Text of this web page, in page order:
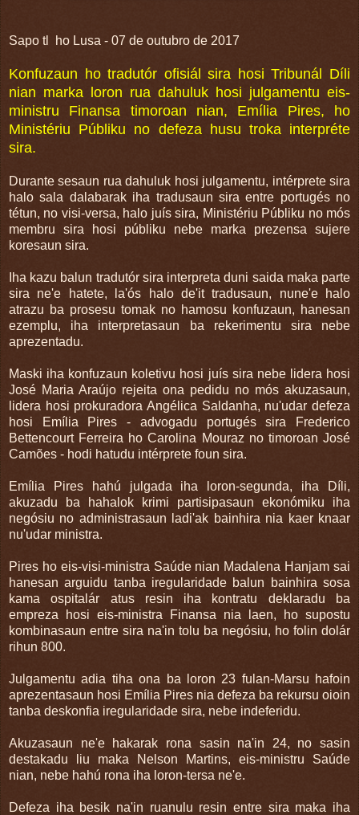
Sapo tl ho Lusa - 07 de outubro de 2017
Konfuzaun ho tradutór ofisiál sira hosi Tribunál Díli
nian marka loron rua dahuluk hosi julgamentu eis-
ministru Finansa timoroan nian, Emília Pires, ho
Ministériu Públiku no defeza husu troka interpréte
sira.
Durante sesaun rua dahuluk hosi julgamentu, intérprete sira
halo sala dalabarak iha tradusaun sira entre portugés no
tétun, no visi-versa, halo juís sira, Ministériu Públiku no mós
membru sira hosi públiku nebe marka prezensa sujere
koresaun sira.
Iha kazu balun tradutór sira interpreta duni saida maka parte
sira ne'e hatete, la'ós halo de'it tradusaun, nune'e halo
atrazu ba prosesu tomak no hamosu konfuzaun, hanesan
ezemplu, iha interpretasaun ba rekerimentu sira nebe
aprezentadu.
Maski iha konfuzaun koletivu hosi juís sira nebe lidera hosi
José Maria Araújo rejeita ona pedidu no mós akuzasaun,
lidera hosi prokuradora Angélica Saldanha, nu'udar defeza
hosi Emília Pires - advogadu portugés sira Frederico
Bettencourt Ferreira ho Carolina Mouraz no timoroan José
Camões - hodi hatudu intérprete foun sira.
Emília Pires hahú julgada iha loron-segunda, iha Díli,
akuzadu ba hahalok krimi partisipasaun ekonómiku iha
negósiu no administrasaun ladi'ak bainhira nia kaer knaar
nu'udar ministra.
Pires ho eis-visi-ministra Saúde nian Madalena Hanjam sai
hanesan arguidu tanba iregularidade balun bainhira sosa
kama ospitalár atus resin iha kontratu deklaradu ba
empreza hosi eis-ministra Finansa nia laen, ho supostu
kombinasaun entre sira na'in tolu ba negósiu, ho folin dolár
rihun 800.
Julgamentu adia tiha ona ba loron 23 fulan-Marsu hafoin
aprezentasaun hosi Emília Pires nia defeza ba rekursu oioin
tanba deskonfia iregularidade sira, nebe indeferidu.
Akuzasaun ne'e hakarak rona sasin na'in 24, no sasin
destakadu liu maka Nelson Martins, eis-ministru Saúde
nian, nebe hahú rona iha loron-tersa ne'e.
Defeza iha besik na'in ruanulu resin entre sira maka iha